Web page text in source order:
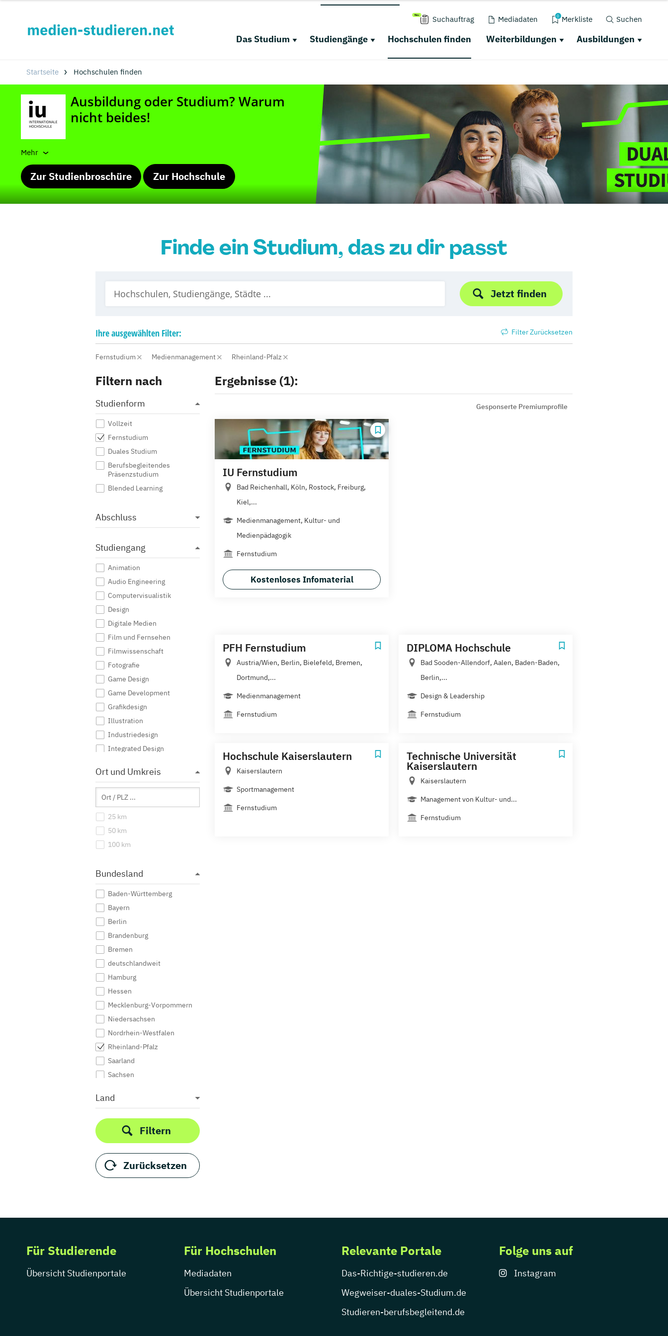
Suchauftrag Mediadaten 0 Merkliste Suchen
Das Studium Studiengänge Hochschulen finden Weiterbildungen Ausbildungen
Startseite Hochschulen finden
Mehr
Zur Studienbroschüre Zur Hochschule
Finde ein Studium, das zu dir passt
Jetzt finden
Ihreausgewählten Filter: Filter Zurücksetzen
Fernstudium Medienmanagement Rheinland-Pfalz
Filtern nach
Studienform
Vollzeit
Fernstudium
Duales Studium
Berufsbegleitendes
Präsenzstudium
Blended Learning
Abschluss
Studiengang
Animation
Audio Engineering
Computervisualistik
Design
Digitale Medien
Film und Fernsehen
Filmwissenschaft
Fotografie
Game Design
Game Development
Grafikdesign
Illustration
Industriedesign
Integrated Design
Journalismus
Kommunikationsdesign
Kommunikationswissenschaft
Kreatives Schreiben
Kunst
Kunstgeschichte
Musiktherapie
Musikwissenschaft
Produktdesign
Public Relations /
Publizistik
Visuelle Kommunikation
Ort und Umkreis
25 km
50 km
100 km
Bundesland
Baden-Württemberg
Bayern
Berlin
Brandenburg
Bremen
deutschlandweit
Hamburg
Hessen
Mecklenburg-Vorpommern
Niedersachsen
Nordrhein-Westfalen
Rheinland-Pfalz
Saarland
Sachsen
Schleswig-Holstein
Thüringen
Land
Filtern
Zurücksetzen
Ergebnisse (1):
Gesponserte Premiumprofile
IU Fernstudium
Bad Reichenhall, Köln, Rostock, Freiburg,
Kiel,...
Medienmanagement, Kultur- und
Medienpädagogik
Fernstudium
Kostenloses Infomaterial
PFH Fernstudium
Austria/Wien, Berlin, Bielefeld, Bremen,
Dortmund,...
Medienmanagement
Fernstudium
DIPLOMA Hochschule
Bad Sooden-Allendorf, Aalen, Baden-Baden,
Berlin,...
Design & Leadership
Fernstudium
Hochschule Kaiserslautern
Kaiserslautern
Sportmanagement
Fernstudium
Technische Universität
Kaiserslautern
Kaiserslautern
Management von Kultur- und...
Fernstudium
Für Studierende
Übersicht Studienportale
Für Hochschulen
Mediadaten
Übersicht Studienportale
Relevante Portale
Das-Richtige-studieren.de
Wegweiser-duales-Studium.de
Studieren-berufsbegleitend.de
Folge uns auf
Instagram